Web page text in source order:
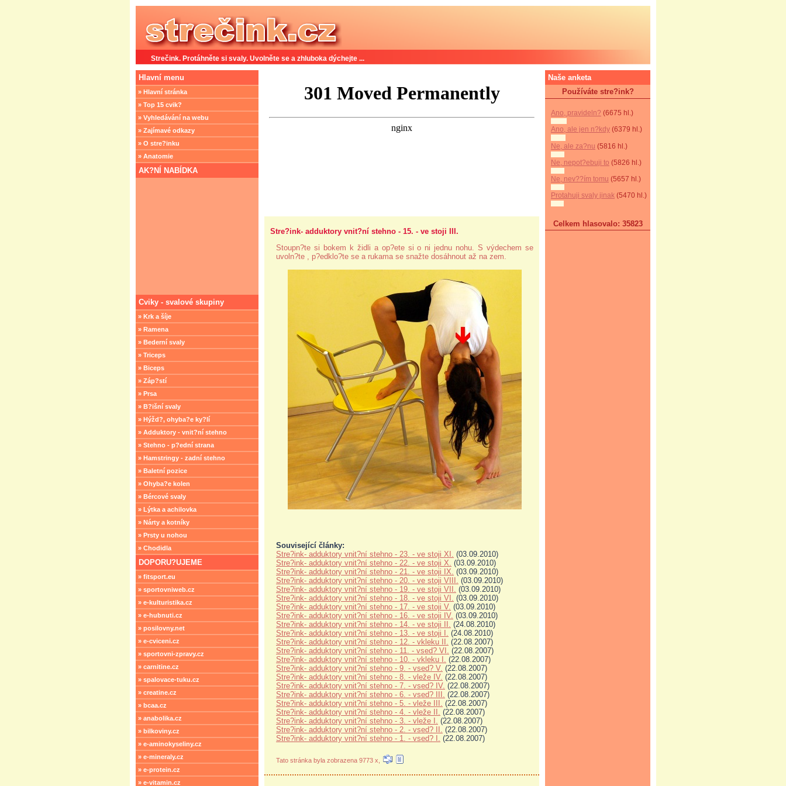
Strečink. Protáhněte si svaly. Uvolněte se a zhluboka dýchejte ...
Hlavní menu
» Hlavní stránka
» Top 15 cvik?
» Vyhledávání na webu
» Zajímavé odkazy
» O stre?inku
» Anatomie
AK?NÍ NABÍDKA
Cviky - svalové skupiny
» Krk a šíje
» Ramena
» Bederní svaly
» Triceps
» Biceps
» Záp?stí
» Prsa
» B?išní svaly
» Hýžd?, ohyba?e ky?lí
» Adduktory - vnit?ní stehno
» Stehno - p?ední strana
» Hamstringy - zadní stehno
» Baletní pozice
» Ohyba?e kolen
» Bércové svaly
» Lýtka a achilovka
» Nárty a kotníky
» Prsty u nohou
» Chodidla
DOPORU?UJEME
» fitsport.eu
» sportovniweb.cz
» e-kulturistika.cz
» e-hubnuti.cz
» posilovny.net
» e-cviceni.cz
» sportovni-zpravy.cz
» carnitine.cz
» spalovace-tuku.cz
» creatine.cz
» bcaa.cz
» anabolika.cz
» bilkoviny.cz
» e-aminokyseliny.cz
» e-mineraly.cz
» e-protein.cz
» e-vitamin.cz
Stre?ink- adduktory vnit?ní stehno - 15. - ve stoji III.
Stoupn?te si bokem k židli a op?ete si o ni jednu nohu. S výdechem se
uvoln?te , p?edklo?te se a rukama se snažte dosáhnout až na zem.
Související články:
Stre?ink- adduktory vnit?ní stehno - 23. - ve stoji XI. (03.09.2010)
Stre?ink- adduktory vnit?ní stehno - 22. - ve stoji X. (03.09.2010)
Stre?ink- adduktory vnit?ní stehno - 21. - ve stoji IX. (03.09.2010)
Stre?ink- adduktory vnit?ní stehno - 20. - ve stoji VIII. (03.09.2010)
Stre?ink- adduktory vnit?ní stehno - 19. - ve stoji VII. (03.09.2010)
Stre?ink- adduktory vnit?ní stehno - 18. - ve stoji VI. (03.09.2010)
Stre?ink- adduktory vnit?ní stehno - 17. - ve stoji V. (03.09.2010)
Stre?ink- adduktory vnit?ní stehno - 16. - ve stoji IV. (03.09.2010)
Stre?ink- adduktory vnit?ní stehno - 14. - ve stoji II. (24.08.2010)
Stre?ink- adduktory vnit?ní stehno - 13. - ve stoji I. (24.08.2010)
Stre?ink- adduktory vnit?ní stehno - 12. - vkleku II. (22.08.2007)
Stre?ink- adduktory vnit?ní stehno - 11. - vsed? VI. (22.08.2007)
Stre?ink- adduktory vnit?ní stehno - 10. - vkleku I. (22.08.2007)
Stre?ink- adduktory vnit?ní stehno - 9. - vsed? V. (22.08.2007)
Stre?ink- adduktory vnit?ní stehno - 8. - vleže IV. (22.08.2007)
Stre?ink- adduktory vnit?ní stehno - 7. - vsed? IV. (22.08.2007)
Stre?ink- adduktory vnit?ní stehno - 6. - vsed? III. (22.08.2007)
Stre?ink- adduktory vnit?ní stehno - 5. - vleže III. (22.08.2007)
Stre?ink- adduktory vnit?ní stehno - 4. - vleže II. (22.08.2007)
Stre?ink- adduktory vnit?ní stehno - 3. - vleže I. (22.08.2007)
Stre?ink- adduktory vnit?ní stehno - 2. - vsed? II. (22.08.2007)
Stre?ink- adduktory vnit?ní stehno - 1. - vsed? I. (22.08.2007)
Tato stránka byla zobrazena 9773 x,
Naše anketa
Používáte stre?ink?
Ano, pravideln? (6675 hl.)
Ano, ale jen n?kdy (6379 hl.)
Ne, ale za?nu (5816 hl.)
Ne, nepot?ebuji to (5826 hl.)
Ne, nev??ím tomu (5657 hl.)
Protahuji svaly jinak (5470 hl.)
Celkem hlasovalo: 35823